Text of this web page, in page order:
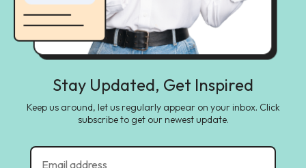
Stay Updated, Get Inspired
Keep us around, let us regularly appear on your inbox. Click
subscribe to get our newest update.